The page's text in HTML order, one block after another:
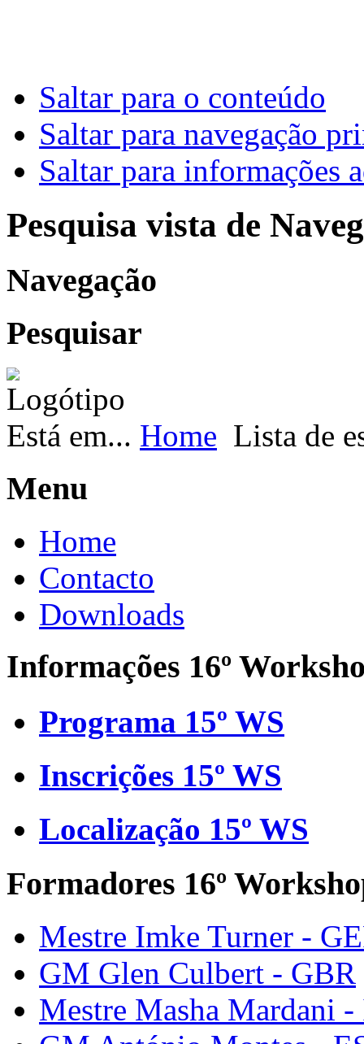
Saltar para o conteúdo
Saltar para navegação
Saltar para informações
Pesquisa vista de
Navegação
Pesquisar
Está em... Home Lista de
Menu
Home
Contacto
Downloads
Informações 16º
Programa 15º WS
Inscrições 15º WS
Localização 15º WS
Formadores 16º
Mestre Imke Turner -
GM Glen Culbert - GBR
Mestre Masha Mardani